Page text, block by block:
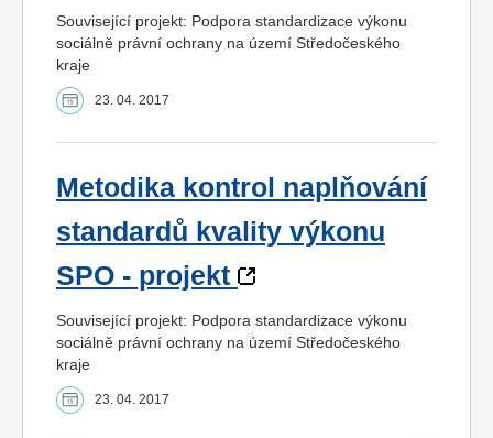
Související projekt: Podpora standardizace výkonu
sociálně právní ochrany na území Středočeského
kraje
23. 04. 2017
Metodika kontrol naplňování
standardů kvality výkonu
SPO - projekt
Související projekt: Podpora standardizace výkonu
sociálně právní ochrany na území Středočeského
kraje
23. 04. 2017